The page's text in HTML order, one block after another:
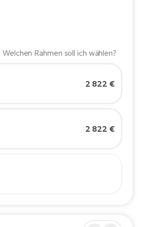
Welchen Rahmen soll ich wählen?
2 822 €
2 822 €